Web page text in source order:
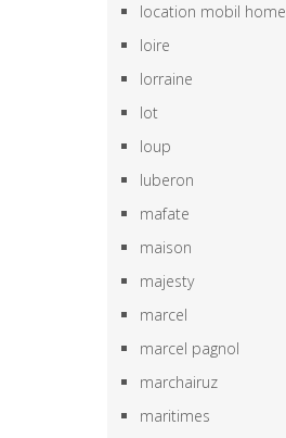
location mobil home
loire
lorraine
lot
loup
luberon
mafate
maison
majesty
marcel
marcel pagnol
marchairuz
maritimes